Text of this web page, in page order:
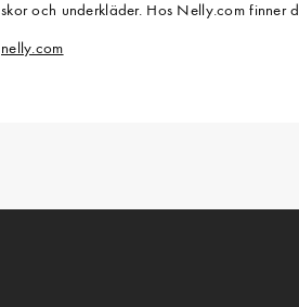
skor och underkläder. Hos Nelly.com finner
nelly.com